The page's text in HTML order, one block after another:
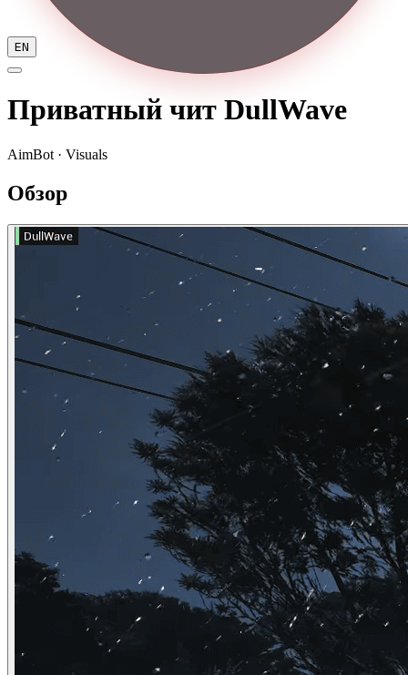
EN
Приватный чит DullWave
AimBot · Visuals
Обзор